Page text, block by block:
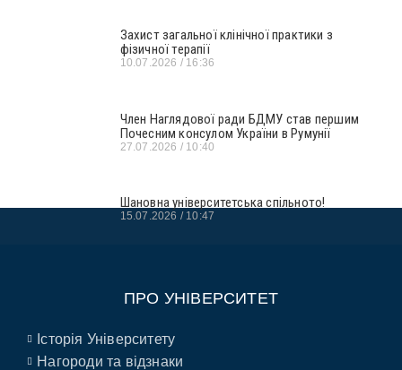
Захист загальної клінічної практики з
фізичної терапії
10.07.2026 16:36
Член Наглядової ради БДМУ став першим
Почесним консулом України в Румунії
27.07.2026 10:40
Шановна університетська спільното!
15.07.2026 10:47
ПРО УНІВЕРСИТЕТ
Історія Університету
Нагороди та відзнаки